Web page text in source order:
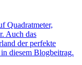
Quadratmeter,
Auch das
der perfekte
diesem Blogbeitrag.